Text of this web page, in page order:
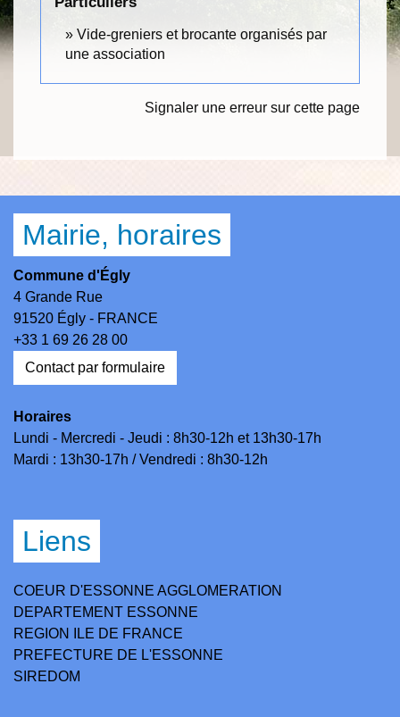
Vide-greniers et brocante organisés par
une association
Signaler une erreur sur cette page
Mairie, horaires
Commune d'Égly
4 Grande Rue
91520 Égly - FRANCE
+33 1 69 26 28 00
Contact par formulaire
Horaires
Lundi - Mercredi - Jeudi : 8h30-12h et 13h30-17h
Mardi : 13h30-17h / Vendredi : 8h30-12h
Liens
COEUR D'ESSONNE AGGLOMERATION
DEPARTEMENT ESSONNE
REGION ILE DE FRANCE
PREFECTURE DE L'ESSONNE
SIREDOM